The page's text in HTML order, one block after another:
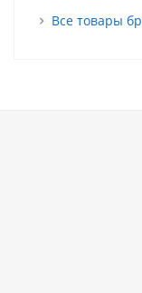
Все товары